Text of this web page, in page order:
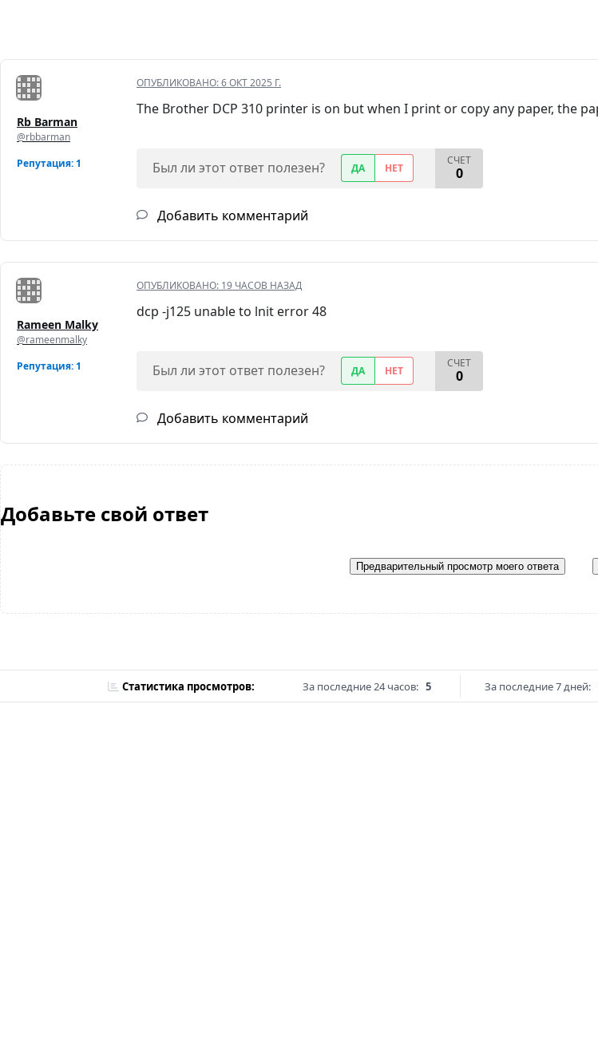
Rb Barman
@rbbarman
Репутация: 1
ОПУБЛИКОВАНО:6 ОКТ 2025 Г.
The Brother DCP 310 printer is on but when I print or copy any paper, the
Был ли этот ответ полезен? ДА НЕТ
СЧЕТ
0
Добавить комментарий
Rameen Malky
@rameenmalky
Репутация: 1
ОПУБЛИКОВАНО: 19 ЧАСОВ НАЗАД
dcp -j125 unable to lnit error 48
Был ли этот ответ полезен? ДА НЕТ
СЧЕТ
0
Добавить комментарий
Добавьте свой ответ
Предварительный просмотр моего ответа
Статистика просмотров: За последние 24 часов: 5 За последние 7 дней: